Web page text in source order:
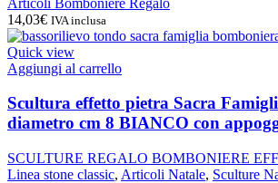
14,03€ IVA inclusa
Quick view
Aggiungi al carrello
Scultura effetto pietra Sacra
diametro cm 8 BIANCO con
SCULTURE REGALO BOMBONIERE
Linea stone classic, Articoli Natale, Sculture